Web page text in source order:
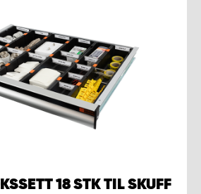
18 STK TIL SKUFF